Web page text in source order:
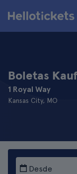
Boletas
1 Royal Way
Kansas City, MO
Desde